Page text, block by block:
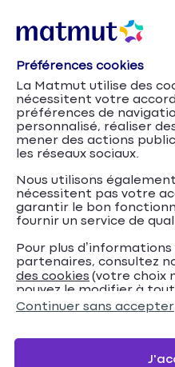
Le confinement a
Français au
Publié en juillet 2020 - Mis à
Le confinement a modifié de
les Français ont avec leur
eux, la plupart d’entre eux
endroit agréable à vivre. Un
aménagement de leur
Préférences cookies
La Matmut utilise des
nécessitent votre
préférences de
personnalisé, réaliser
mener des actions
les réseaux sociaux.
Nous utilisons
nécessitent pas votre
garantir le bon
fournir un service de
Pour plus
partenaires, consultez
des cookies (votre choix
pouvez le modifier à
de page de notre site).
Continuer sans accepter